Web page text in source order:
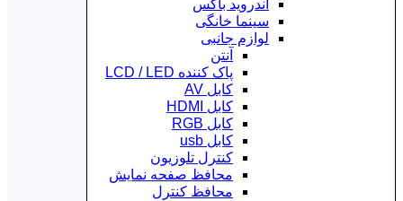
اندروید باکس
سینما خانگی
لوازم جانبی
آنتن
پاک کننده LCD / LED
کابل AV
کابل HDMI
کابل RGB
کابل usb
کنترل تلوزیون
محافظ صفحه نمایش
محافظ کنترل